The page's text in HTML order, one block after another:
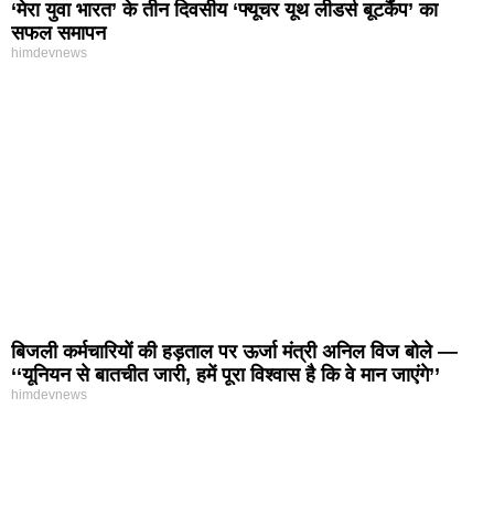
‘मेरा युवा भारत’ के तीन दिवसीय ‘फ्यूचर यूथ लीडर्स बूटकैंप’ का
सफल समापन
himdevnews
बिजली कर्मचारियों की हड़ताल पर ऊर्जा मंत्री अनिल विज बोले —
‘‘यूनियन से बातचीत जारी, हमें पूरा विश्वास है कि वे मान जाएंगे’’
himdevnews